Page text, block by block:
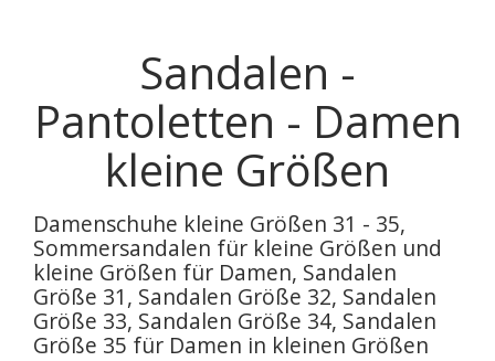
Sandalen -
Pantoletten - Damen
kleine Größen
Damenschuhe kleine Größen 31 - 35,
Sommersandalen für kleine Größen und
kleine Größen für Damen, Sandalen
Größe 31, Sandalen Größe 32, Sandalen
Größe 33, Sandalen Größe 34, Sandalen
Größe 35 für Damen in kleinen Größen